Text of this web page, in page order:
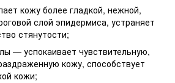
кожу более гладкой, нежной,
слой эпидермиса, устраняет
стянутости;
— успокаивает чувствительную,
кожу, способствует
кожи;